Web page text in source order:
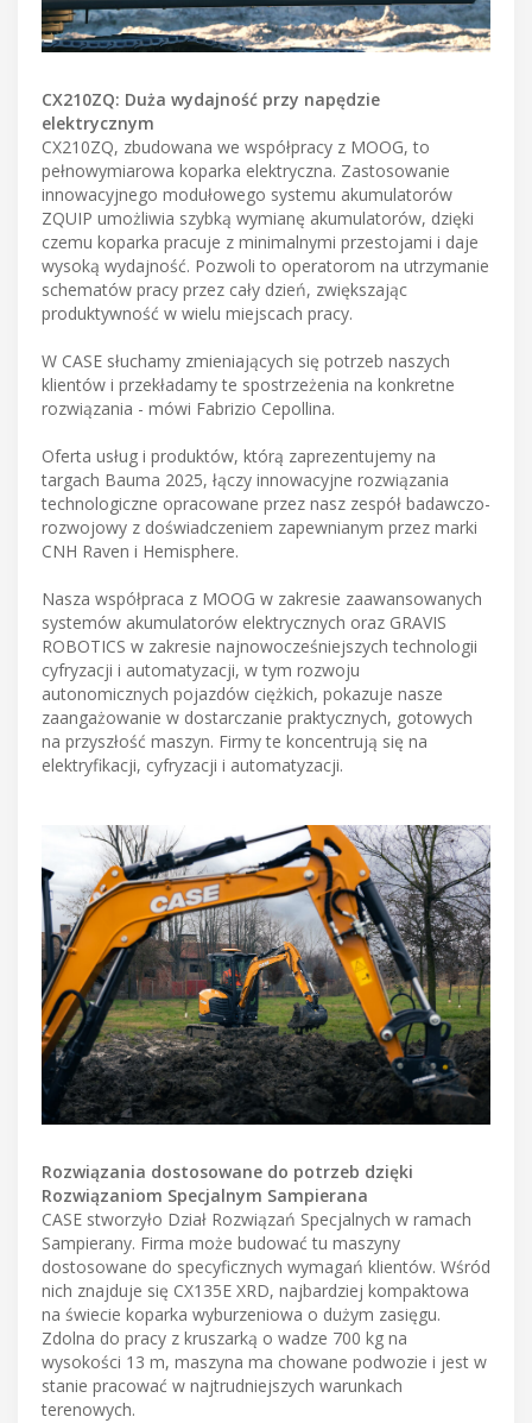
CX210ZQ: Duża wydajność przy napędzie
elektrycznym
CX210ZQ, zbudowana we współpracy z MOOG, to
pełnowymiarowa koparka elektryczna. Zastosowanie
innowacyjnego modułowego systemu akumulatorów
ZQUIP umożliwia szybką wymianę akumulatorów, dzięki
czemu koparka pracuje z minimalnymi przestojami i daje
wysoką wydajność. Pozwoli to operatorom na utrzymanie
schematów pracy przez cały dzień, zwiększając
produktywność w wielu miejscach pracy.
W CASE słuchamy zmieniających się potrzeb naszych
klientów i przekładamy te spostrzeżenia na konkretne
rozwiązania - mówi Fabrizio Cepollina.
Oferta usług i produktów, którą zaprezentujemy na
targach Bauma 2025, łączy innowacyjne rozwiązania
technologiczne opracowane przez nasz zespół badawczo-
rozwojowy z doświadczeniem zapewnianym przez marki
CNH Raven i Hemisphere.
Nasza współpraca z MOOG w zakresie zaawansowanych
systemów akumulatorów elektrycznych oraz GRAVIS
ROBOTICS w zakresie najnowocześniejszych technologii
cyfryzacji i automatyzacji, w tym rozwoju
autonomicznych pojazdów ciężkich, pokazuje nasze
zaangażowanie w dostarczanie praktycznych, gotowych
na przyszłość maszyn. Firmy te koncentrują się na
elektryfikacji, cyfryzacji i automatyzacji.
Rozwiązania dostosowane do potrzeb dzięki
Rozwiązaniom Specjalnym Sampierana
CASE stworzyło Dział Rozwiązań Specjalnych w ramach
Sampierany. Firma może budować tu maszyny
dostosowane do specyficznych wymagań klientów. Wśród
nich znajduje się CX135E XRD, najbardziej kompaktowa
na świecie koparka wyburzeniowa o dużym zasięgu.
Zdolna do pracy z kruszarką o wadze 700 kg na
wysokości 13 m, maszyna ma chowane podwozie i jest w
stanie pracować w najtrudniejszych warunkach
terenowych.